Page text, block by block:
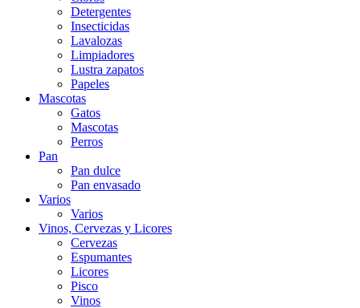
Detergentes
Insecticidas
Lavalozas
Limpiadores
Lustra zapatos
Papeles
Mascotas
Gatos
Mascotas
Perros
Pan
Pan dulce
Pan envasado
Varios
Varios
Vinos, Cervezas y Licores
Cervezas
Espumantes
Licores
Pisco
Vinos